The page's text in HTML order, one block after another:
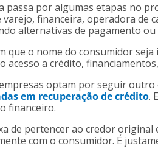
passa por algumas etapas no
financeira, operadora de
alternativas de pagamento ou
o nome do consumidor seja
acesso a crédito,
optam por seguir outro
em recuperação de crédito.
financeiro.
de pertencer ao credor
com o consumidor. É